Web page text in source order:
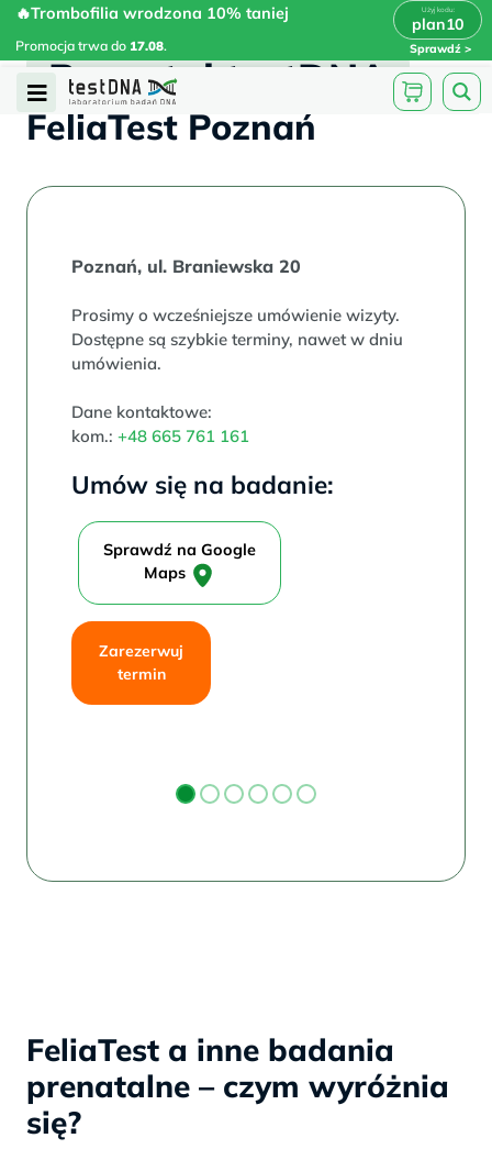
Skip
content
🔥Trombofilia wrodzona 10% taniej
Promocja trwa do 17.08.
plan10
Sprawdź
🔥Trombofilia wrodzona 10% taniej
plan10 x
Open
Menu
Prenatal testDNA
FeliaTest Poznań
Poznań, ul. Braniewska 20
Prosimy o wcześniejsze umówienie wizyty.
Dostępne są szybkie terminy, nawet w dniu
umówienia.
Dane kontaktowe:
kom.: +48 665 761 161
Umów się na badanie:
Sprawdź na Google
Maps
Zarezerwuj
termin
FeliaTest a inne badania
prenatalne – czym wyróżnia
się?